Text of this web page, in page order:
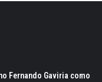
Fernando Gaviria como